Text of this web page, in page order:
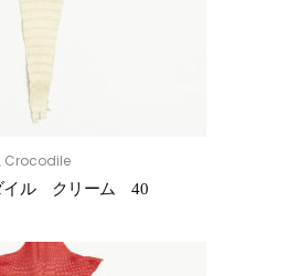
追加
Crocodile
イル クリーム 40